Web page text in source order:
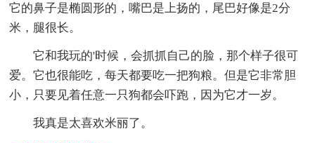
它的鼻子是椭圆形的，嘴巴是上扬的，尾巴好像是2分
米，腿很长。
它和我玩的'时候，会抓抓自己的脸，那个样子很可
爱。它也很能吃，每天都要吃一把狗粮。但是它非常胆
小，只要见着任意一只狗都会吓跑，因为它才一岁。
我真是太喜欢米丽了。